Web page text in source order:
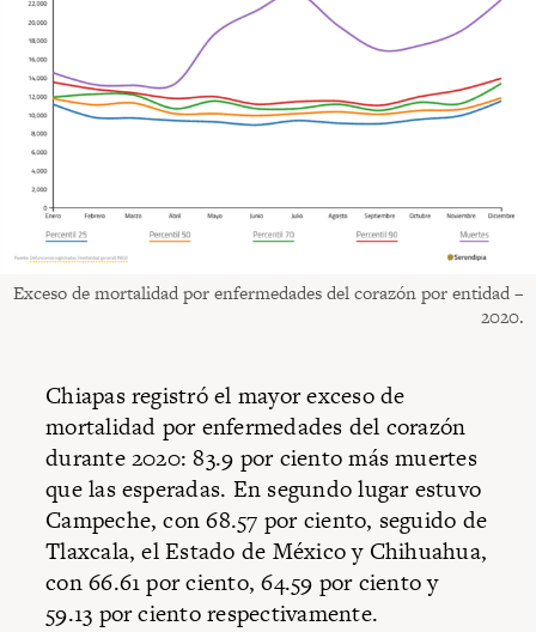
Exceso de mortalidad por enfermedades del corazón por entidad –
2020.
Chiapas registró el mayor exceso de
mortalidad por enfermedades del corazón
durante 2020: 83.9 por ciento más muertes
que las esperadas. En segundo lugar estuvo
Campeche, con 68.57 por ciento, seguido de
Tlaxcala, el Estado de México y Chihuahua,
con 66.61 por ciento, 64.59 por ciento y
59.13 por ciento respectivamente.